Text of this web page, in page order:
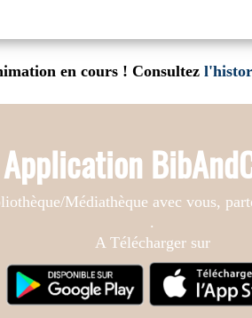
en cours ! Consultez
Application
Médiathèque avec vous,
.
A Télécharger sur